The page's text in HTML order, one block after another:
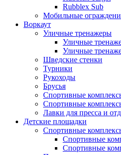
Rubblex Sub
Мобильные
Воркаут
Уличные тренажеры
Уличные
Уличные
Шведские стенки
Турники
Рукоходы
Брусья
Спортивные
Спортивные
Лавки для пресса и
Детские площадки
Спортивные
Спортивные
Спортивные